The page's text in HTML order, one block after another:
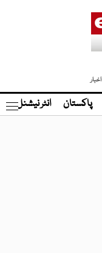
پاکستان انٹر نیشنل